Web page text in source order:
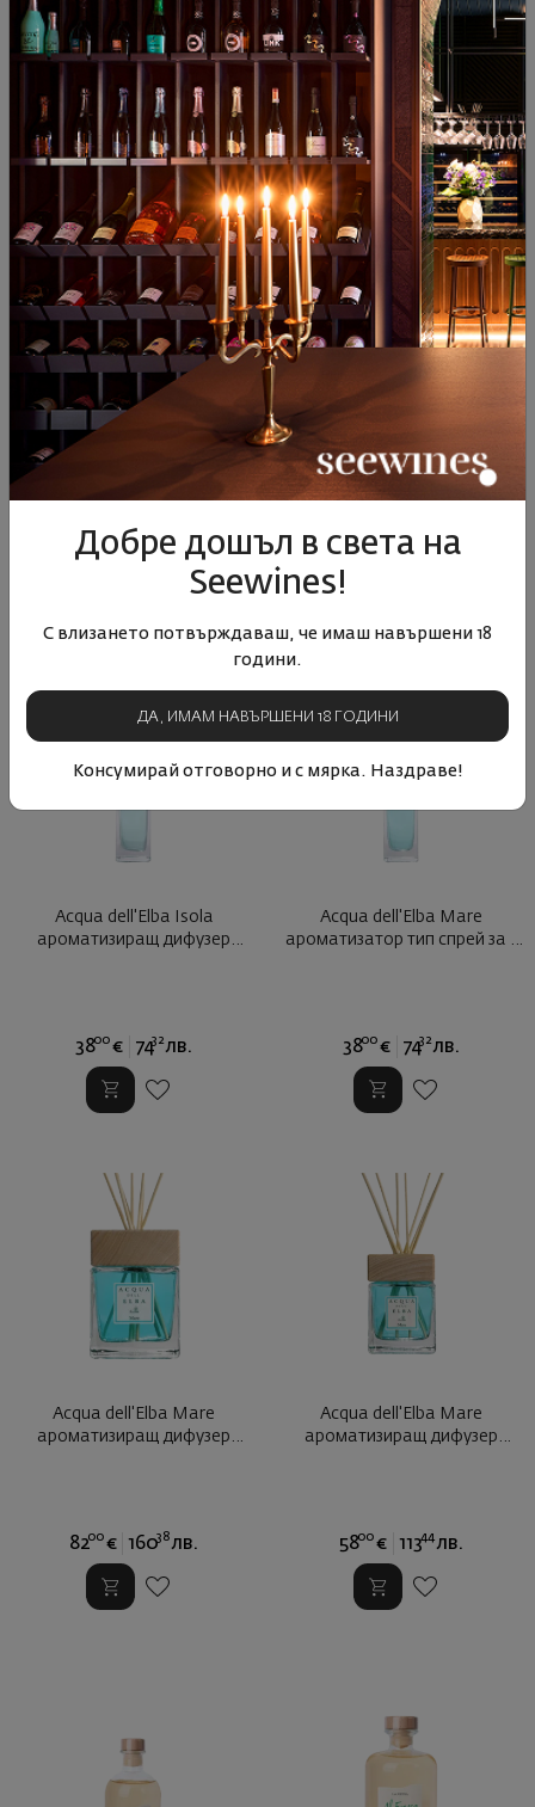
8200 € 16038 лв. 3800 32 лв.
Acqua dell'Elba Isola
ароматизиращ дифузер
58 00 € 11344 лв.
Acqua dell'Elba Isola
ароматизиращ дифузер
500мл ...
8200 € 160 38 лв.
Acqua dell'Elba Isola
ароматизиращ дифузер
3800 € 7432 лв.
Acqua dell'Elba Mare
ароматизатор тип спрей за с
3800 € 7432 лв.
Acqua dell'Elba Mare
ароматизиращ дифузер
8200 € 16038 лв.
Acqua dell'Elbа Mare
ароматизиращ дифузер
5800 € 11344 лв.
Добре дошъл в света на
Seewines!
С влизането потвърждаваш, че имаш навършени 18
години.
ДА, ИМАМ НАВЪРШЕНИ 18 ГОДИНИ
Консумирай отговорно и с мярка. Наздраве!